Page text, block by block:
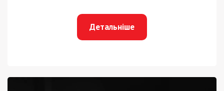
Детальніше